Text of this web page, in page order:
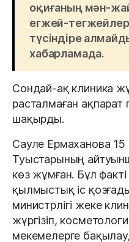
оқиғаның мән-
егжей-
түсіндіре
хабарламада.
Сондай-ақ клиника
расталмаған
шақырды.
Сауле Ермаханова
Туыстарының
көз жұмған. Бұл
қылмыстық іс
министрлігі жеке
жүргізіп,
мекемелерге